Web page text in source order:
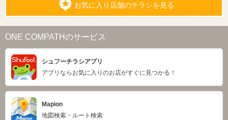
お気に入り店舗のチラシを見る
ONE COMPATHのサービス
シュフーチラシアプリ
アプリならお気に入りのお店がすぐに見つかる！
Mapion
地図検索・ルート検索